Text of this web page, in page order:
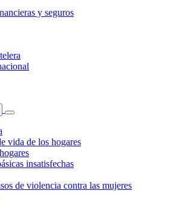
y seguros
vida de los hogares
insatisfechas
de violencia contra las mujeres